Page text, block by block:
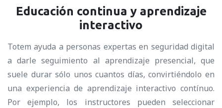
Educación continua y aprendizaje
interactivo
Totem ayuda a personas expertas en seguridad digital
a darle seguimiento al aprendizaje presencial, que
suele durar sólo unos cuantos días, convirtiéndolo en
una experiencia de aprendizaje interactivo contínuo.
Por ejemplo, los instructores pueden seleccionar